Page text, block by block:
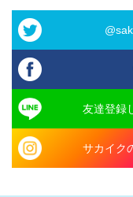
友達登録
サカイク